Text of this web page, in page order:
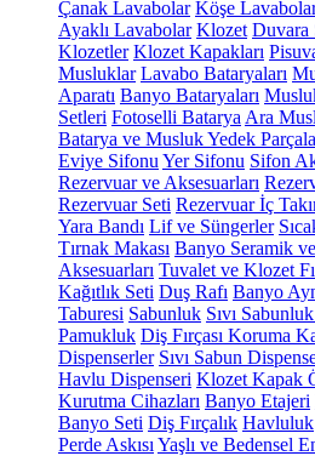
Çanak Lavabolar Köşe
Ayaklı Lavabolar Klozet Duvara
Klozetler Klozet Kapakları
Musluklar Lavabo Bataryaları
Aparatı Banyo Bataryaları
Setleri Fotoselli Batarya Ara
Batarya ve Musluk Yedek
Eviye Sifonu Yer Sifonu Sifon
Rezervuar ve Aksesuarları
Rezervuar Seti Rezervuar İç
Yara Bandı Lif ve Süngerler
Tırnak Makası Banyo Seramik
Aksesuarları Tuvalet ve Klozet
Kağıtlık Seti Duş Rafı Banyo
Taburesi Sabunluk Sıvı
Pamukluk Diş Fırçası Koruma
Dispenserler Sıvı Sabun
Havlu Dispenseri Klozet Kapak
Kurutma Cihazları Banyo Etajeri
Banyo Seti Diş Fırçalık Havluluk
Perde Askısı Yaşlı ve Bedensel